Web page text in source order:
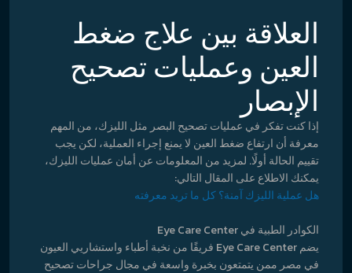
العلاقة بين علاج ضغط
العين وعمليات تصحيح
الإبصار
إذا كنت تفكر في عمليات تصحيح البصر مثل الليزك، من المهم
معرفة أن ارتفاع ضغط العين لا يمنع إجراء العملية، لكن يجب
تقييم الحالة أولًا. لمزيد من المعلومات عن أمان عمليات الليزك،
يمكنك الاطلاع على المقال التالي:
هل عملية الليزك آمنة؟ كل ما تريد معرفته
الكوادر الطبية في Eye Care Center
يضم Eye Care Center فريقًا من نخبة أطباء واستشاريي العيون
في مصر ممن يتمتعون بخبرة واسعة في مجال جراحات تصحيح